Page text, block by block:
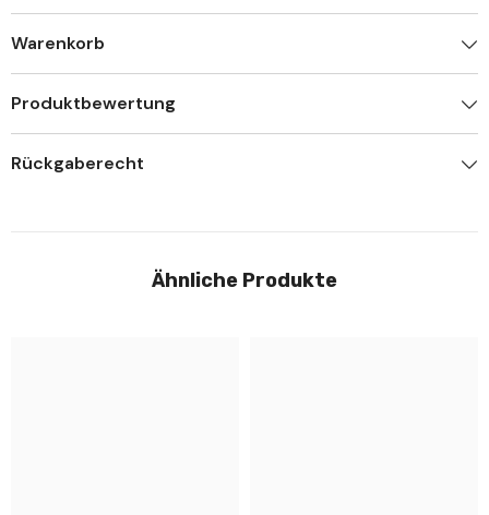
Warenkorb
Produktbewertung
Rückgaberecht
Ähnliche Produkte